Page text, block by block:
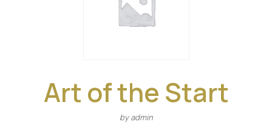
Art of the Start
by admin